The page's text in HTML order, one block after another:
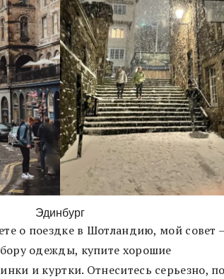
Эдинбург
о поездке в Шотландию, мой совет
одежды, купите хорошие
и куртки. Отнеситесь серьезно,